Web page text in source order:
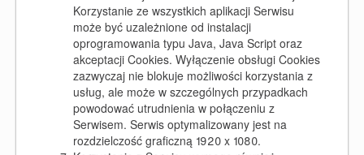
Korzystanie ze wszystkich aplikacji Serwisu
może być uzależnione od instalacji
oprogramowania typu Java, Java Script oraz
akceptacji Cookies. Wyłączenie obsługi Cookies
zazwyczaj nie blokuje możliwości korzystania z
usług, ale może w szczególnych przypadkach
powodować utrudnienia w połączeniu z
Serwisem. Serwis optymalizowany jest na
rozdzielczość graficzną 1920 x 1080.